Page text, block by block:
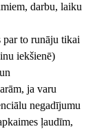
darbu, laiku
iekšienē)
ja varu
negadījumu